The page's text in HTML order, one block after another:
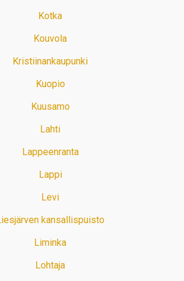
Kotka
Kouvola
Kristiinankaupunki
Kuopio
Kuusamo
Lahti
Lappeenranta
Lappi
Levi
kansallispuisto
Liminka
Lohtaja